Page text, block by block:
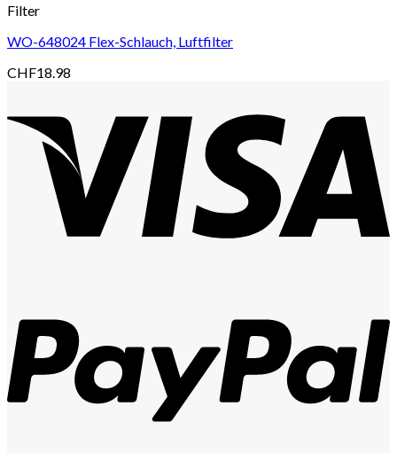
Filter
WO-648024 Flex-Schlauch, Luftfilter
CHF18.98